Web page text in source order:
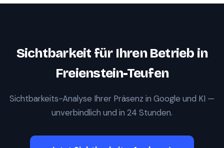
Sichtbarkeit für Ihren Betrieb in
Freienstein-Teufen
Sichtbarkeits-Analyse Ihrer Präsenz in Google und KI —
unverbindlich und in 24 Stunden.